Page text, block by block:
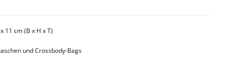
11 cm (B x H x T)
und Crossbody-Bags